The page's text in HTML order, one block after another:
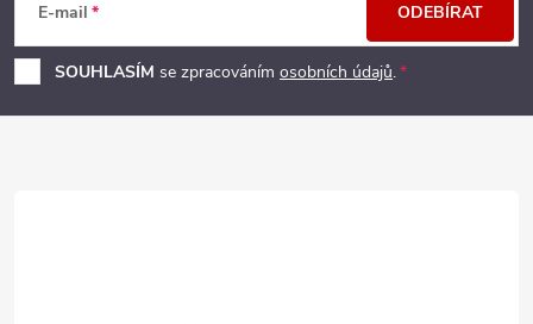
p
a
E-mail
SOUHLASÍM se zpracováním osobních údajů.
ODEBÍRAT